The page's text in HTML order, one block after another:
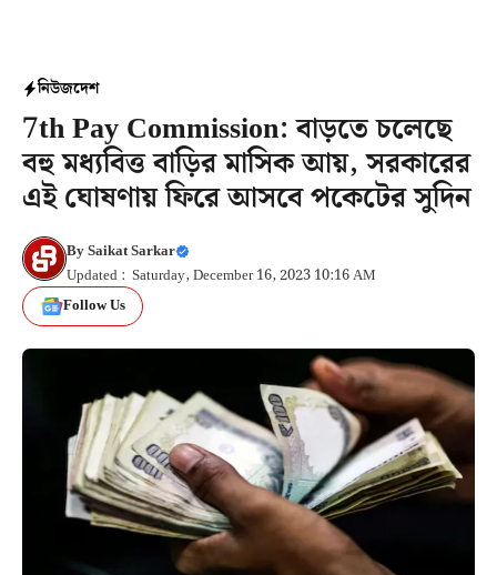
নিউজদেশ
7th Pay Commission: বাড়তে চলেছে
বহু মধ্যবিত্ত বাড়ির মাসিক আয়, সরকারের
এই ঘোষণায় ফিরে আসবে পকেটের সুদিন
BySaikat Sarkar
Updated : Saturday, December 16, 2023 10:16 AM
Follow Us